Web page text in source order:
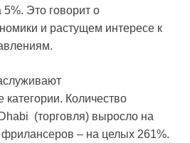
Это говорит о
и растущем интересе к
Количество
(торговля) выросло на
– на целых 261%.